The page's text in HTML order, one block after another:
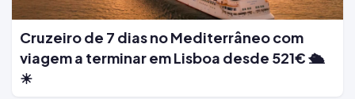
Cruzeiro de 7 dias no Mediterrâneo com
viagem a terminar em Lisboa desde 521€ 🛳️
☀